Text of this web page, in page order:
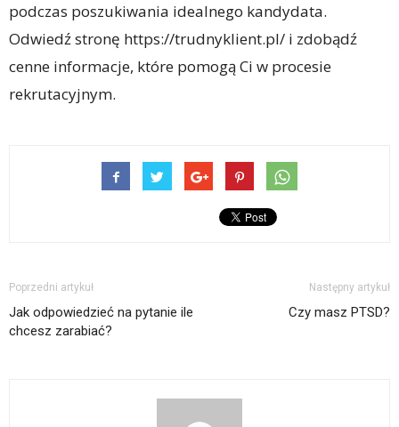
podczas poszukiwania idealnego kandydata.
Odwiedź stronę https://trudnyklient.pl/ i zdobądź
cenne informacje, które pomogą Ci w procesie
rekrutacyjnym.
Poprzedni artykuł
Jak odpowiedzieć na pytanie ile
chcesz zarabiać?
Następny artykuł
Czy masz PTSD?